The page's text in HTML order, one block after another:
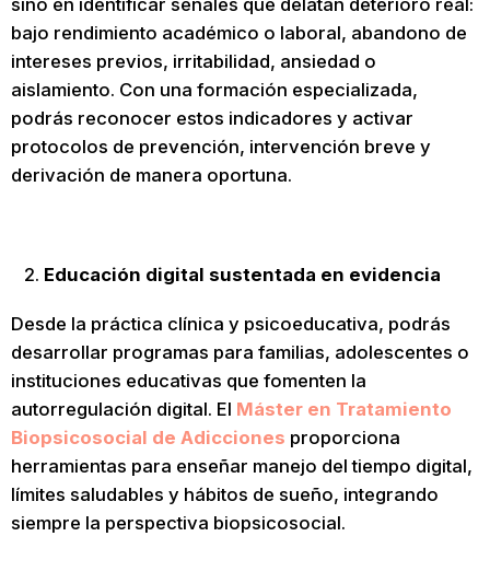
bajo rendimiento académico o laboral, abandono de
intereses previos, irritabilidad, ansiedad o
aislamiento. Con una formación especializada,
podrás reconocer estos indicadores y activar
protocolos de prevención, intervención breve y
derivación de manera oportuna.
Educación digital sustentada en evidencia
Desde la práctica clínica y psicoeducativa, podrás
desarrollar programas para familias, adolescentes o
instituciones educativas que fomenten la
autorregulación digital. El Máster en Tratamiento
Biopsicosocial de Adicciones proporciona
herramientas para enseñar manejo del tiempo digital,
límites saludables y hábitos de sueño, integrando
siempre la perspectiva biopsicosocial.